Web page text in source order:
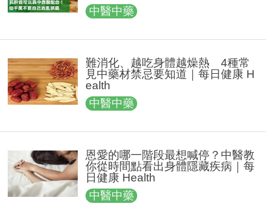
中醫中藥
難消化、越吃身體越燥熱 4種常
見中藥材禁忌要知道｜每日健康 H
ealth
中醫中藥
恩愛的哪一階段最想喊停？中醫教
你從時間點看出身體隱藏疾病｜每
日健康 Health
中醫中藥